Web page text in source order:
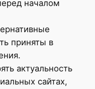
началом
приняты в
актуальность
сайтах,